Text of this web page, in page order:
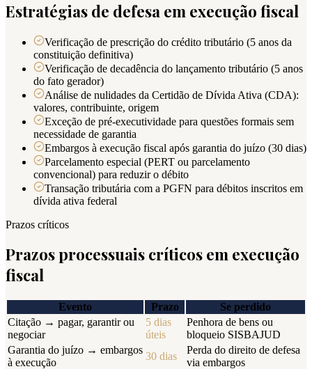
Estratégias de defesa em execução fiscal
Verificação de prescrição do crédito tributário (5 anos da
constituição definitiva)
Verificação de decadência do lançamento tributário (5 anos
do fato gerador)
Análise de nulidades da Certidão de Dívida Ativa (CDA):
valores, contribuinte, origem
Exceção de pré-executividade para questões formais sem
necessidade de garantia
Embargos à execução fiscal após garantia do juízo (30 dias)
Parcelamento especial (PERT ou parcelamento
convencional) para reduzir o débito
Transação tributária com a PGFN para débitos inscritos em
dívida ativa federal
Prazos críticos
Prazos processuais críticos em execução
fiscal
Evento Prazo
Se perdido
Citação → pagar, garantir ou
negociar
5 dias
úteis
Penhora de bens ou
bloqueio SISBAJUD
Garantia do juízo → embargos
à execução
30 dias
Perda do direito de defesa
via embargos